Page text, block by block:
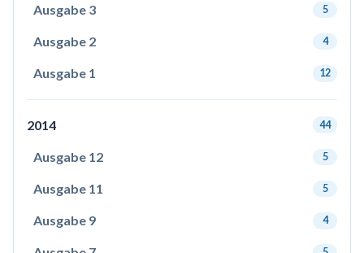
Ausgabe 3 5
Ausgabe 2 4
Ausgabe 1 12
2014 44
Ausgabe 12 5
Ausgabe 11 5
Ausgabe 9 4